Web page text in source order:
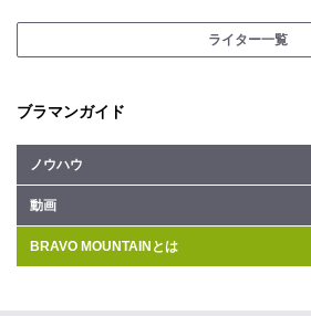
ライター一覧
ブラマンガイド
ノウハウ
動画
BRAVO MOUNTAINとは